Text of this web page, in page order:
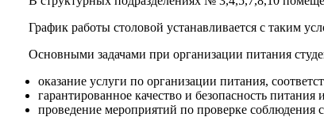
График работы столовой устанавливается с таким
Основными задачами при организации питания
оказание услуги по организации питания,
гарантированное качество и безопасность
проведение мероприятий по проверке соблюдения